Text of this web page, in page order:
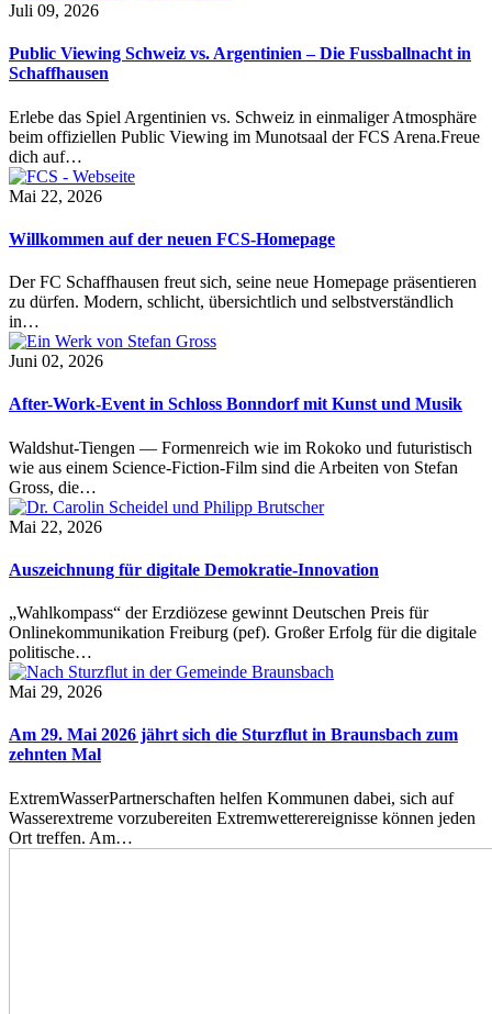
Juli 09, 2026
Public Viewing Schweiz vs. Argentinien – Die Fussballnacht in
Schaffhausen
Erlebe das Spiel Argentinien vs. Schweiz in einmaliger Atmosphäre
beim offiziellen Public Viewing im Munotsaal der FCS Arena.Freue
dich auf…
Mai 22, 2026
Willkommen auf der neuen FCS-Homepage
Der FC Schaffhausen freut sich, seine neue Homepage präsentieren
zu dürfen. Modern, schlicht, übersichtlich und selbstverständlich
in…
Juni 02, 2026
After-Work-Event in Schloss Bonndorf mit Kunst und Musik
Waldshut-Tiengen — Formenreich wie im Rokoko und futuristisch
wie aus einem Science-Fiction-Film sind die Arbeiten von Stefan
Gross, die…
Mai 22, 2026
Auszeichnung für digitale Demokratie-Innovation
„Wahlkompass“ der Erzdiözese gewinnt Deutschen Preis für
Onlinekommunikation Freiburg (pef). Großer Erfolg für die digitale
politische…
Mai 29, 2026
Am 29. Mai 2026 jährt sich die Sturzflut in Braunsbach zum
zehnten Mal
ExtremWasserPartnerschaften helfen Kommunen dabei, sich auf
Wasserextreme vorzubereiten Extremwetterereignisse können jeden
Ort treffen. Am…